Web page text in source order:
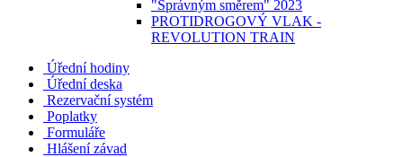
"Správným směrem" 2023
PROTIDROGOVÝ VLAK -
REVOLUTION TRAIN
Úřední hodiny
Úřední deska
Rezervační systém
Poplatky
Formuláře
Hlášení závad